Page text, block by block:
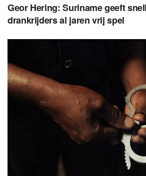
Geor Hering: Suriname geeft
drankrijders al jaren vrij spel